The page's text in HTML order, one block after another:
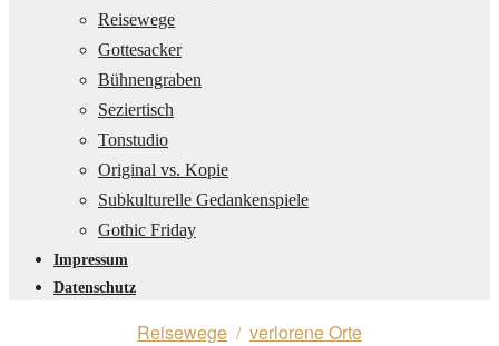
Reisewege
Gottesacker
Bühnengraben
Seziertisch
Tonstudio
Original vs. Kopie
Subkulturelle Gedankenspiele
Gothic Friday
Impressum
Datenschutz
Reisewege / verlorene Orte